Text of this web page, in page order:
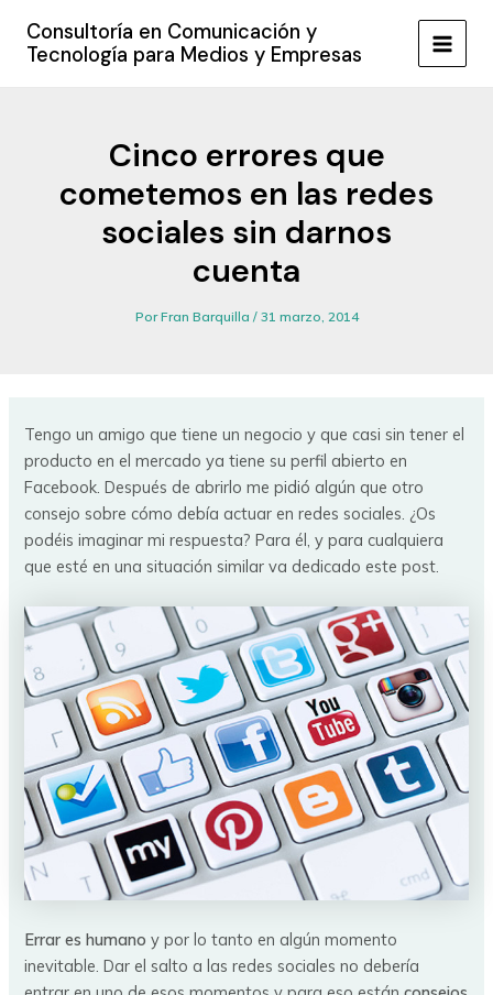
contenido
Consultoría en Comunicación y
Tecnología para Medios y Empresas
MAIN
Cinco errores que
cometemos en las redes
sociales sin darnos
cuenta
PorFran Barquilla / 31 marzo, 2014
Tengo un amigo que tiene un negocio y que casi sin tener el
producto en el mercado ya tiene su perfil abierto en
Facebook. Después de abrirlo me pidió algún que otro
consejo sobre cómo debía actuar en redes sociales. ¿Os
podéis imaginar mi respuesta? Para él, y para cualquiera
que esté en una situación similar va dedicado este post.
Errar es humano y por lo tanto en algún momento
inevitable. Dar el salto a las redes sociales no debería